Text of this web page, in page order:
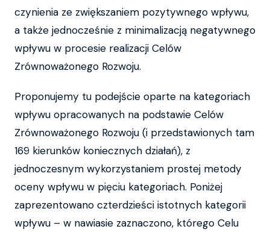
czynienia ze zwiększaniem pozytywnego wpływu,
a także jednocześnie z minimalizacją negatywnego
wpływu w procesie realizacji Celów
Zrównoważonego Rozwoju.
Proponujemy tu podejście oparte na kategoriach
wpływu opracowanych na podstawie Celów
Zrównoważonego Rozwoju (i przedstawionych tam
169 kierunków koniecznych działań), z
jednoczesnym wykorzystaniem prostej metody
oceny wpływu w pięciu kategoriach. Poniżej
zaprezentowano czterdzieści istotnych kategorii
wpływu – w nawiasie zaznaczono, którego Celu